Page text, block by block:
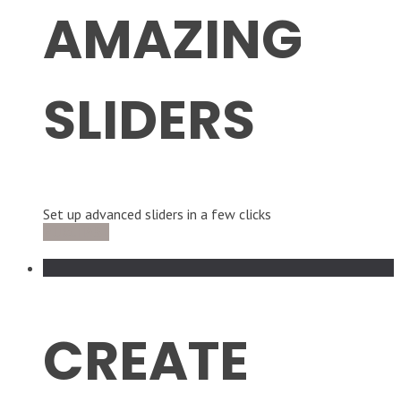
AMAZING
SLIDERS
Set up advanced sliders in a few clicks
CREATE